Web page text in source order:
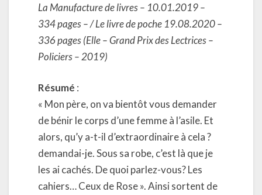
La Manufacture de livres – 10.01.2019 –
334 pages – / Le livre de poche 19.08.2020 –
336 pages (Elle – Grand Prix des Lectrices –
Policiers – 2019)
Résumé :
« Mon père, on va bientôt vous demander
de bénir le corps d’une femme à l’asile. Et
alors, qu’y a-t-il d’extraordinaire à cela ?
demandai-je. Sous sa robe, c’est là que je
les ai cachés. De quoi parlez-vous? Les
cahiers… Ceux de Rose ». Ainsi sortent de